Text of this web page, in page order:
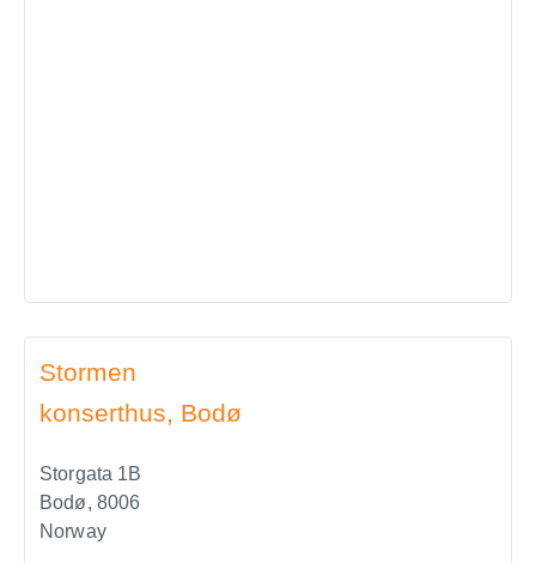
Stormen
konserthus, Bodø
Storgata 1B
Bodø, 8006
Norway